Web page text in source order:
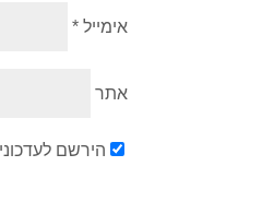
אימייל*
אתר
הירשם